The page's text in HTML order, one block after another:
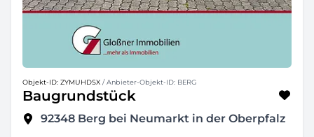
Objekt-ID: ZYMUHDSX / Anbieter-Objekt-ID: BERG
Baugrundstück
92348 Berg bei Neumarkt in der Oberpfalz